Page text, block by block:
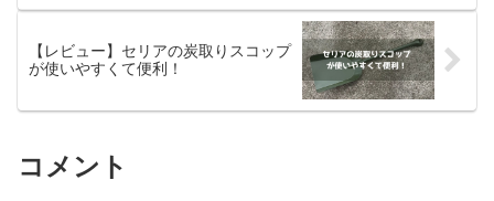
【レビュー】セリアの炭取りスコップ
が使いやすくて便利！
コメント